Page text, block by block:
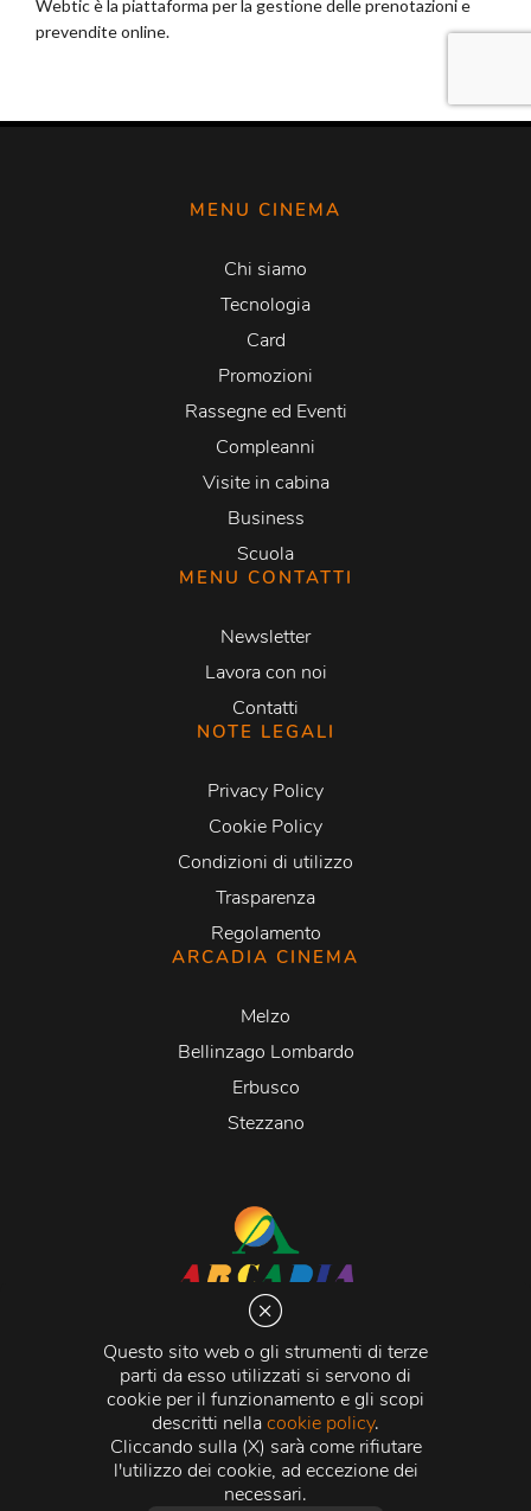
Questo sito web o gli strumenti di terze
parti da esso utilizzati si servono di
cookie per il funzionamento e gli scopi
descritti nellacookie policy.
Cliccando sulla (X) sarà come rifiutare
l'utilizzo dei cookie, ad eccezione dei
necessari.
MENU CINEMA
Chi siamo
Tecnologia
Card
Promozioni
Rassegne ed Eventi
Compleanni
Visite in cabina
Business
Scuola
MENU CONTATTI
Newsletter
Lavora con noi
Contatti
NOTE LEGALI
Privacy Policy
Cookie Policy
Condizioni di utilizzo
Trasparenza
Regolamento
ARCADIA CINEMA
Melzo
Bellinzago Lombardo
Erbusco
Stezzano
Via Martiri della Libertà 20066 Melzo (MI)
C.C.I.A.A. - R.E.A di Milano n. 1427910
Registro delle Imprese di Milano n. 338392 -
Fiscale e Partita Iva11015840157 | Capitale Sociale
500.000,00 i.v.
Credits:Crea Informatica S.r.l. 2026 © Tutti i diritti
riservati.